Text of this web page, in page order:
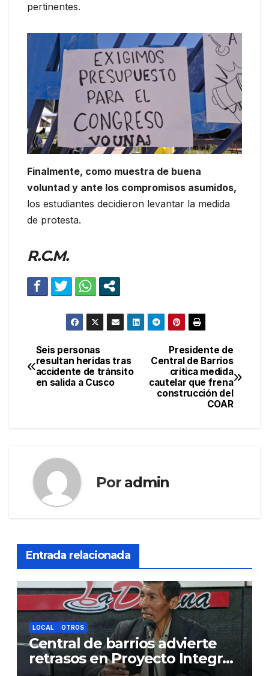
pertinentes.
Finalmente, como muestra de buena
voluntad y ante los compromisos asumidos,
los estudiantes decidieron levantar la medida
de protesta.
R.C.M.
Navegación
de
Presidente de
Central de Barrios
critica medida
cautelar que frena
construcción del
COAR
Seis personas
resultan heridas tras
accidente de tránsito
en salida a Cusco
Por admin
Entrada relacionada
LOCAL OTROS
Central de barrios advierte
retrasos en Proyecto Integral